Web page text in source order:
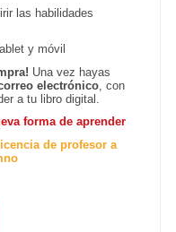
las habilidades
y móvil
Una vez hayas
electrónico , con
a tu libro digital.
forma de aprender
de profesor a